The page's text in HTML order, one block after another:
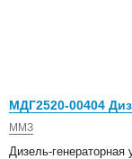
МДГ2520-00404
ММЗ
Дизель-